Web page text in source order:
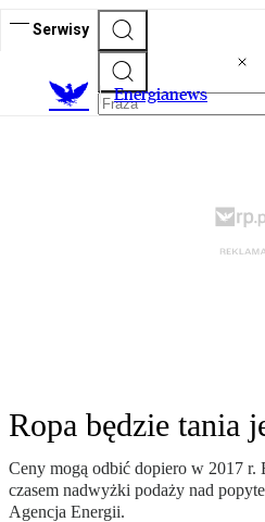
Serwisy
Energianews
Ropa będzie tania
Ceny mogą odbić dopiero w 2017 r.
czasem nadwyżki podaży nad
Agencja Energii.